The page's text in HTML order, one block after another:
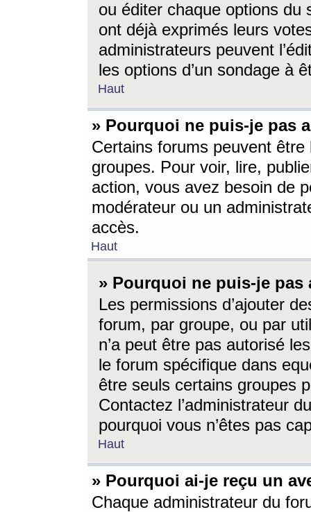
ou éditer chaque options du
ont déjà exprimés leurs
administrateurs peuvent
les options d’un sondage à
Haut
» Pourquoi ne puis-je pas
Certains forums peuvent être
groupes. Pour voir, lire,
action, vous avez besoin de
modérateur ou un
accès.
Haut
» Pourquoi ne puis-je
Les permissions d’ajouter
forum, par groupe, ou par
n’a peut être pas autorisé
le forum spécifique dans
être seuls certains groupes
Contactez l’administrateur
pourquoi vous n’êtes pas
Haut
» Pourquoi ai-je reçu un
Chaque administrateur du